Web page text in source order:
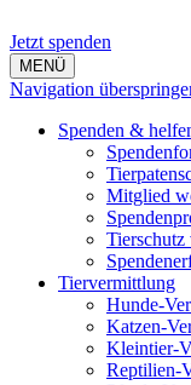
Jetzt spenden
MENÜ
Navigation
Spenden &
Mitglied
Tierschutz
Tiervermittlung
Hunde-
Katzen-
Kleintier-
Reptilien-